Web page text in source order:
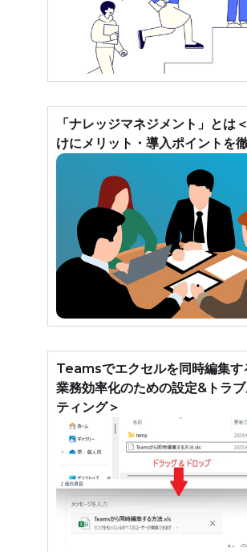
「ナレッジマネジメント」とは
けにメリット・導入ポイントを
Teamsでエクセルを同時編集す
業務効率化のための設定&トラ
ティング＞